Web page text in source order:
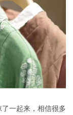
一起来，相信很多